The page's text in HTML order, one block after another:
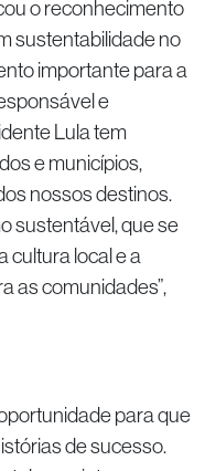
o reconhecimento
sustentabilidade no
importante para a
e
Lula tem
e municípios,
nossos destinos.
sustentável, que se
cultura local e a
as comunidades”,
para que
de sucesso.